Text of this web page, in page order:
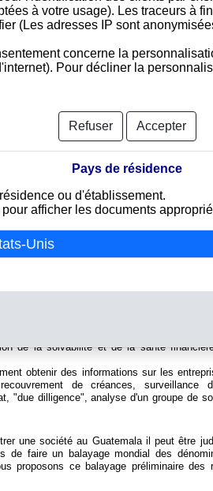
Aide|Tous les pays|Nous
les entreprises guatémaltèques
au Guatemala, les informations
site.
au Guatemala et en Amérique. Info-
destinés à vous apporter les
domaines.
guatémaltèque, les données
capital et actionnaires, dirigeants et
faillite,...). Les données ainsi
un certificat d'immatriculation d'une
est la présence de l'équivalent d'un
société.
passif, compte de résultats), l'analyse
guatémaltèque.
le risque crédit (credit
la solvabilité de vos clients ainsi que la
à la sécurité de votre entreprise.
groupe ? Si c'est le cas, les rapports
en Amérique et dans le monde.
de la solvabilité et de la santé
obtenir des informations sur les
de créances, surveillance
"due dilligence", analyse d'un groupe de
une société au Guatemala il peut être
de faire un balayage mondial des
proposons ce balayage préliminaire des
à votre usage). Les traceurs à
(Les adresses IP sont
concerne la
Pour décliner la
Refuser Accepter
Pays de résidence
ou d'établissement.
afficher les documents